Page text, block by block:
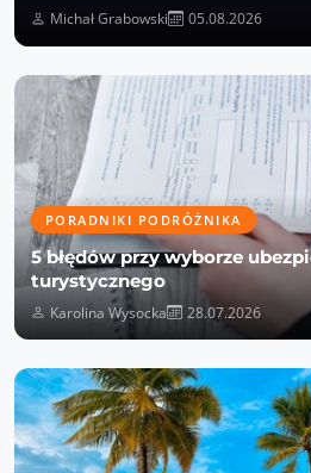
Michał Grabowski 05.08.2026
PORADNIKI PODRÓŻNIKA
5 błędów przy wyborze
turystycznego
Karolina Wysocka 28.07.2026